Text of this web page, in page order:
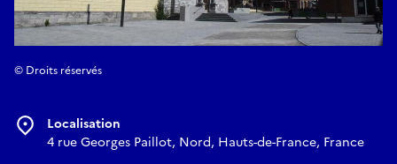
© Droits réservés
Localisation
4 rue Georges Paillot, Nord, Hauts-de-France, France